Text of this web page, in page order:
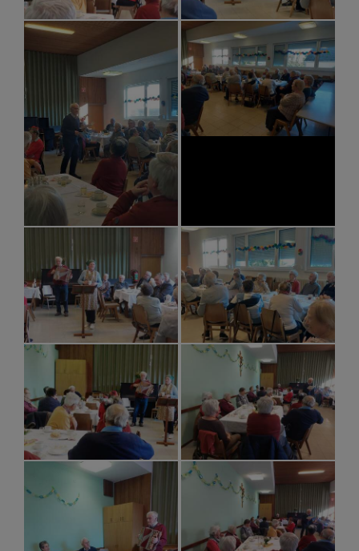
AKTIONEN
GRUPPEN & RUNDEN
KONTAKT
FIRMUNG
ERSTKOMMUNION